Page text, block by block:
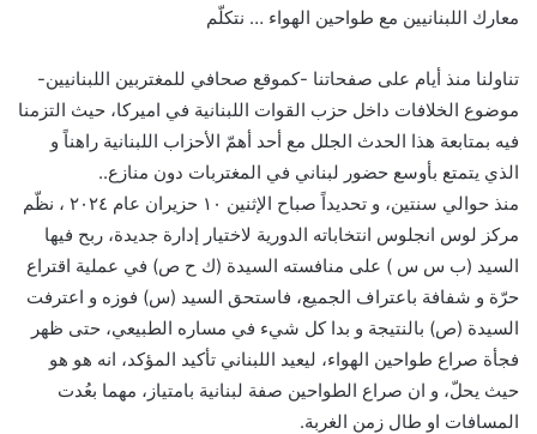
معارك اللبنانيين مع طواحين الهواء … نتكلّم
تناولنا منذ أيام على صفحاتنا -كموقع صحافي للمغتربين اللبنانيين-
موضوع الخلافات داخل حزب القوات اللبنانية في اميركا، حيث التزمنا
فيه بمتابعة هذا الحدث الجلل مع أحد أهمّ الأحزاب اللبنانية راهناً و
الذي يتمتع بأوسع حضور لبناني في المغتربات دون منازع..
منذ حوالي سنتين، و تحديداً صباح الإثنين ١٠ حزيران عام ٢٠٢٤ ، نظّم
مركز لوس انجلوس انتخاباته الدورية لاختيار إدارة جديدة، ربح فيها
السيد (ب س س ) على منافسته السيدة (ك ح ص) في عملية اقتراع
حرّة و شفافة باعتراف الجميع، فاستحق السيد (س) فوزه و اعترفت
السيدة (ص) بالنتيجة و بدا كل شيء في مساره الطبيعي، حتى ظهر
فجأة صراع طواحين الهواء، ليعيد اللبناني تأكيد المؤكد، انه هو هو
حيث يحلّ، و ان صراع الطواحين صفة لبنانية بامتياز، مهما بعُدت
المسافات او طال زمن الغربة.